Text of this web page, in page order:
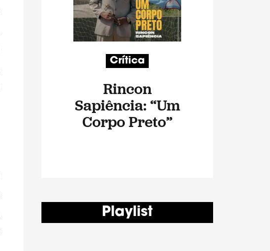
Crítica
Rincon
Sapiência: “Um
Corpo Preto”
Playlist